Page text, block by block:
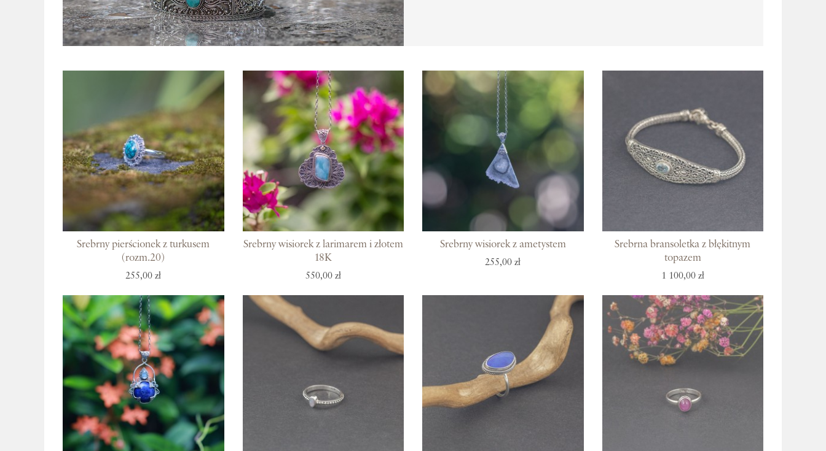
Z miłości do Bali
O Adorre
Jak to się zaczęło?
Wyspa pełna inspiracji
Prosto z Bali
Blisko ucha
Srebrny pierścionek z turkusem
(rozm.20)
255,00 zł
Srebrny wisiorek z larimarem i złotem
18K
550,00 zł
Srebrny wisiorek z ametystem
255,00 zł
Srebrna bransoletka z błękitnym
topazem
1 100,00 zł